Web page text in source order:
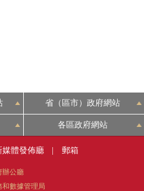
省（區市）政府網站
各區政府網站
媒體發佈廳 郵箱
辦公廳
數據管理局